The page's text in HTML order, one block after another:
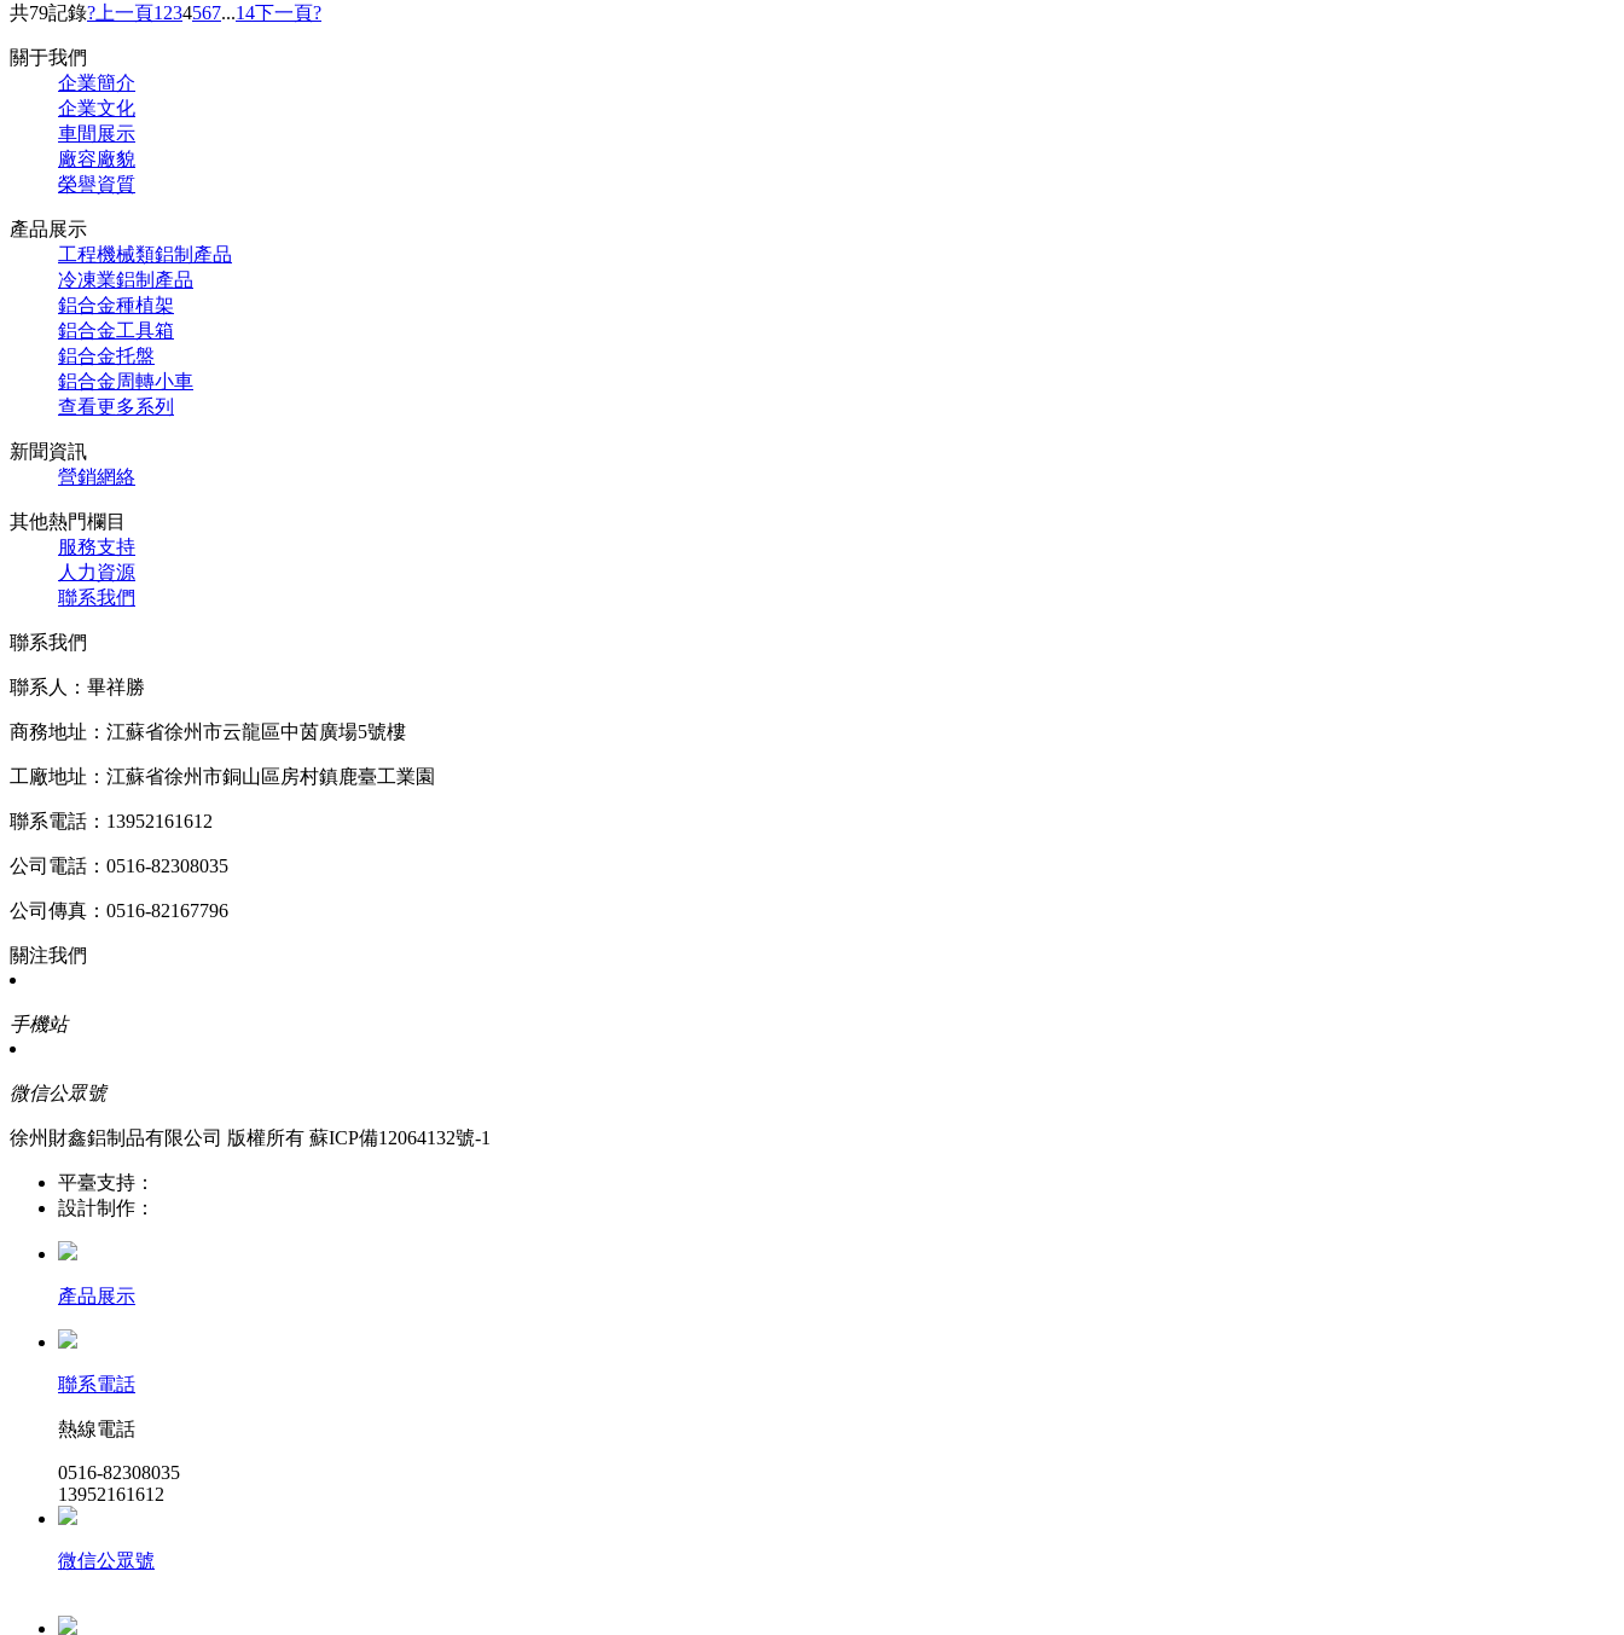
共79記錄?上一頁1 234567...14下一頁?
關于我們
企業簡介
企業文化
車間展示
廠容廠貌
榮譽資質
產品展示
工程機械類鋁制產品
冷凍業鋁制產品
鋁合金種植架
鋁合金工具箱
鋁合金托盤
鋁合金周轉小車
查看更多系列
新聞資訊
營銷網絡
其他熱門欄目
服務支持
人力資源
聯系我們
聯系我們
聯系人：畢祥勝
商務地址：江蘇省徐州市云龍區中茵廣場5號樓
工廠地址：江蘇省徐州市銅山區房村鎮鹿臺工業園
聯系電話：13952161612
公司電話：0516-82308035
公司傳真：0516-82167796
關注我們
手機站
微信公眾號
徐州財鑫鋁制品有限公司 版權所有 蘇ICP備12064132號-1
平臺支持：
設計制作：
產品展示
聯系電話
熱線電話
0516-82308035
13952161612
微信公眾號